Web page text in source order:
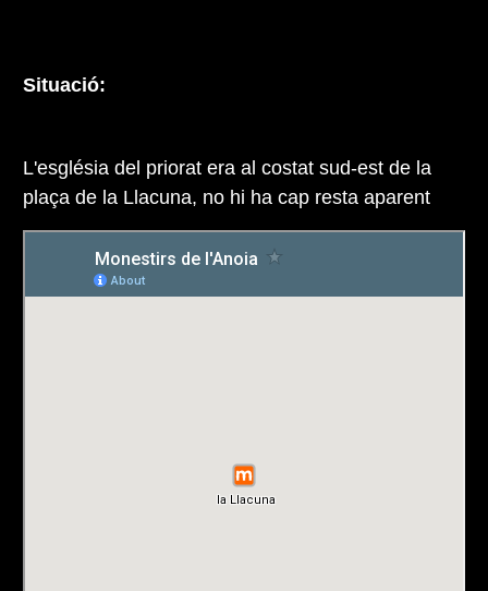
Situació:
L'església del priorat era al costat sud-est de la
plaça de la Llacuna, no hi ha cap resta aparent